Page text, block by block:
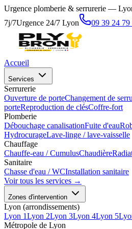
Urgence plomberie & serrurerie —
7j/7Urgence 24/7 Lyon 09 39 24 79
Accueil
Services
Serrurerie
Ouverture de porteChangement de
porteReproduction de clésCoffre-fort
Plomberie
Débouchage canalisationFuite d'eau
HydrocurageLave-linge / lave-vaisselle
Chauffage
Chauffe-eau / CumulusChaudière
Sanitaire
Chasse d'eau / WCInstallation sanitaire
Voir tous les services →
Zones d'intervention
Lyon (arrondissements)
Lyon 1Lyon 2Lyon 3Lyon 4Lyon 5
Métropole de Lyon